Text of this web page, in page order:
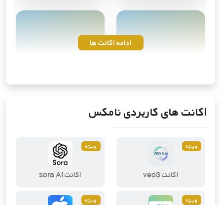
شبکه های اجتماعی
خدمات اینستاگرام
ویرایش و طراحی دیجیتال
2محصول
ابزارهای هوش مصنوعی
3محصول
ادامه اکانت ها
اکانت های کاربردی نامکس
ویــژه
اکانت veo3
ویــژه
اکانت sora AI
ویــژه ویــژه